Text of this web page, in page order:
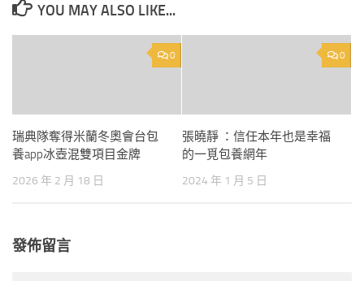
YOU MAY ALSO LIKE...
0
瑞典隊奪得米蘭冬奧會台包
養app冰壺混雙項目金牌
2026 年 2 月 18 日
0
張曉靜 ：信任本年也是幸福
的一覓包養網年
2024 年 1 月 5 日
發佈留言